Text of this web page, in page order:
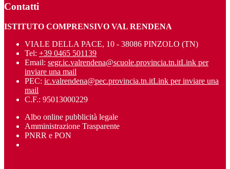
Contatti
ISTITUTO COMPRENSIVO VAL RENDENA
VIALE DELLA PACE, 10 - 38086 PINZOLO (TN)
Tel: +39 0465 501139
Email: segr.ic.valrendena@scuole.provincia.tn.itLink per
inviare una mail
PEC: ic.valrendena@pec.provincia.tn.itLink per inviare una
mail
C.F.: 95013000229
Albo online pubblicità legale
Amministrazione Trasparente
PNRR e PON